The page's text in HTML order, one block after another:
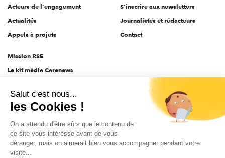
Acteurs de l'engagement
Actualités
Appels à projets
S'inscrire aux newsletters
Journalistes et rédacteurs
Contact
Mission RSE
Le kit média Carenews
AEF info
Novethic
PRODURABLE
Inclusiv Day
Salut c'est nous...
les Cookies !
On a attendu d'être sûrs que le contenu de
ce site vous intéresse avant de vous
déranger, mais on aimerait bien vous accompagner pendant votre
visite...